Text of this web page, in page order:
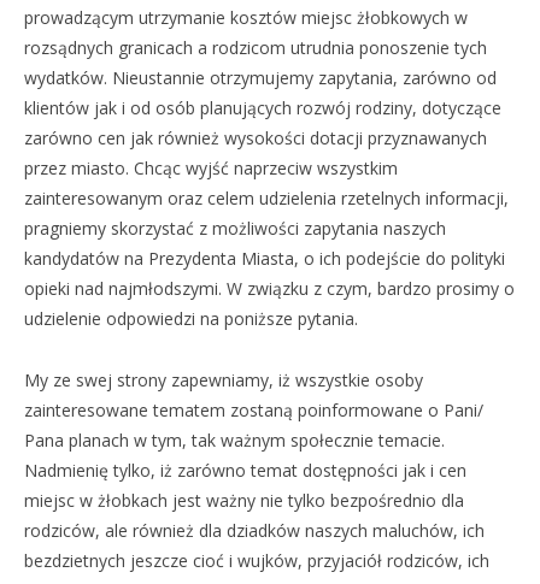
prowadzącym utrzymanie kosztów miejsc żłobkowych w
rozsądnych granicach a rodzicom utrudnia ponoszenie tych
wydatków. Nieustannie otrzymujemy zapytania, zarówno od
klientów jak i od osób planujących rozwój rodziny, dotyczące
zarówno cen jak również wysokości dotacji przyznawanych
przez miasto. Chcąc wyjść naprzeciw wszystkim
zainteresowanym oraz celem udzielenia rzetelnych informacji,
pragniemy skorzystać z możliwości zapytania naszych
kandydatów na Prezydenta Miasta, o ich podejście do polityki
opieki nad najmłodszymi. W związku z czym, bardzo prosimy o
udzielenie odpowiedzi na poniższe pytania.
My ze swej strony zapewniamy, iż wszystkie osoby
zainteresowane tematem zostaną poinformowane o Pani/
Pana planach w tym, tak ważnym społecznie temacie.
Nadmienię tylko, iż zarówno temat dostępności jak i cen
miejsc w żłobkach jest ważny nie tylko bezpośrednio dla
rodziców, ale również dla dziadków naszych maluchów, ich
bezdzietnych jeszcze cioć i wujków, przyjaciół rodziców, ich